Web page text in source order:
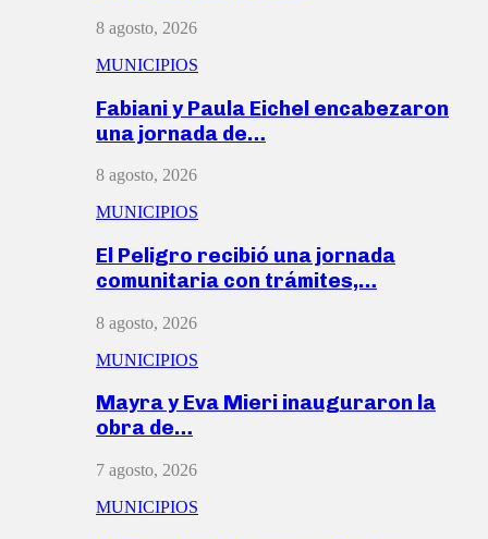
8 agosto, 2026
MUNICIPIOS
Fabiani y Paula Eichel encabezaron
una jornada de…
8 agosto, 2026
MUNICIPIOS
El Peligro recibió una jornada
comunitaria con trámites,…
8 agosto, 2026
MUNICIPIOS
Mayra y Eva Mieri inauguraron la
obra de…
7 agosto, 2026
MUNICIPIOS